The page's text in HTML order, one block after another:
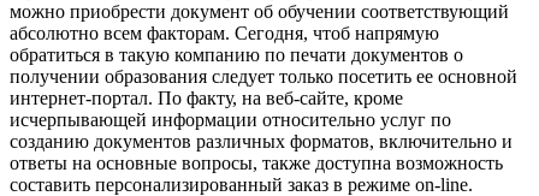
можно приобрести документ об обучении соответствующий
абсолютно всем факторам. Сегодня, чтоб напрямую
обратиться в такую компанию по печати документов о
получении образования следует только посетить ее основной
интернет-портал. По факту, на веб-сайте, кроме
исчерпывающей информации относительно услуг по
созданию документов различных форматов, включительно и
ответы на основные вопросы, также доступна возможность
составить персонализированный заказ в режиме on-line.